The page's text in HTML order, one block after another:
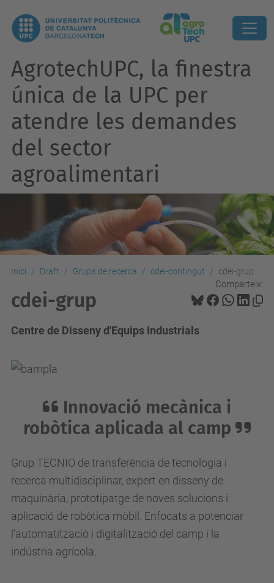
AgrotechUPC, la finestra
única de la UPC per
atendre les demandes
del sector
agroalimentari
Inici Draft Grups de recerca cdei-contingut cdei-grup
Comparteix:
cdei-grup
Centre de Disseny d'Equips Industrials
Innovació mecànica i
robòtica aplicada al camp
Grup TECNIO de transferència de tecnologia i
recerca multidisciplinar, expert en disseny de
maquinària, prototipatge de noves solucions i
aplicació de robòtica mòbil. Enfocats a potenciar
l’automatització i digitalització del camp i la
indústria agrícola.